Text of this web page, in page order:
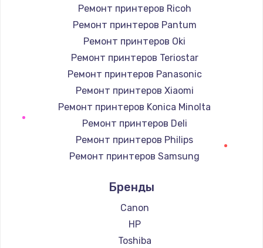
750 руб.
Заказать
Восстановление после залития
1300 руб.
Заказать
Ремонт системной платы
700 руб.
Заказать
Чистка сотового телефона
550 руб.
Заказать
Ремонт принтеров Ricoh
Ремонт принтеров Pantum
Ремонт принтеров Oki
Ремонт принтеров Teriostar
Ремонт принтеров Panasonic
Ремонт принтеров Xiaomi
Ремонт принтеров Konica Minolta
Ремонт принтеров Deli
Ремонт принтеров Philips
Ремонт принтеров Samsung
Ремонт принтеров Lexmark
Ремонт принтеров Sharp
Ремонт принтеров TSC
Ремонт принтеров Fujitsu
Бренды
Canon
HP
Toshiba